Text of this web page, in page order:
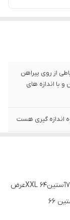
از روی پیراهن
با اندازه های
گیری هست
Lعرض سینه49قد 69آستین 61 XLعرض سینه53 قد71آستین64 XXLعرض